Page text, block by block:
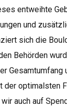
entweihte
und
sich die
Behörden
optimalsten
auch auf